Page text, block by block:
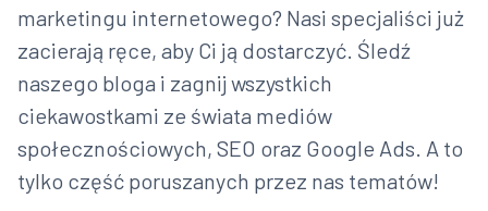
marketingu internetowego? Nasi specjaliści już
zacierają ręce, aby Ci ją dostarczyć. Śledź
naszego bloga i zagnij wszystkich
ciekawostkami ze świata mediów
społecznościowych, SEO oraz Google Ads. A to
tylko część poruszanych przez nas tematów!